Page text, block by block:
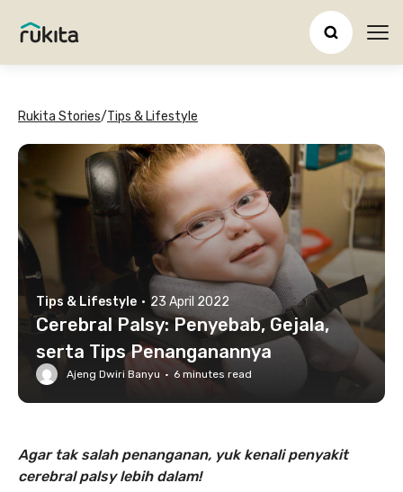
Rukita Stories/Tips & Lifestyle
Tips & Lifestyle · 23 April 2022
Cerebral Palsy: Penyebab, Gejala,
serta Tips Penanganannya
Ajeng Dwiri Banyu · 6 minutes read
Agar tak salah penanganan, yuk kenali penyakit
cerebral palsy lebih dalam!